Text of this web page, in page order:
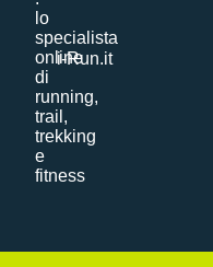
i-Run.it